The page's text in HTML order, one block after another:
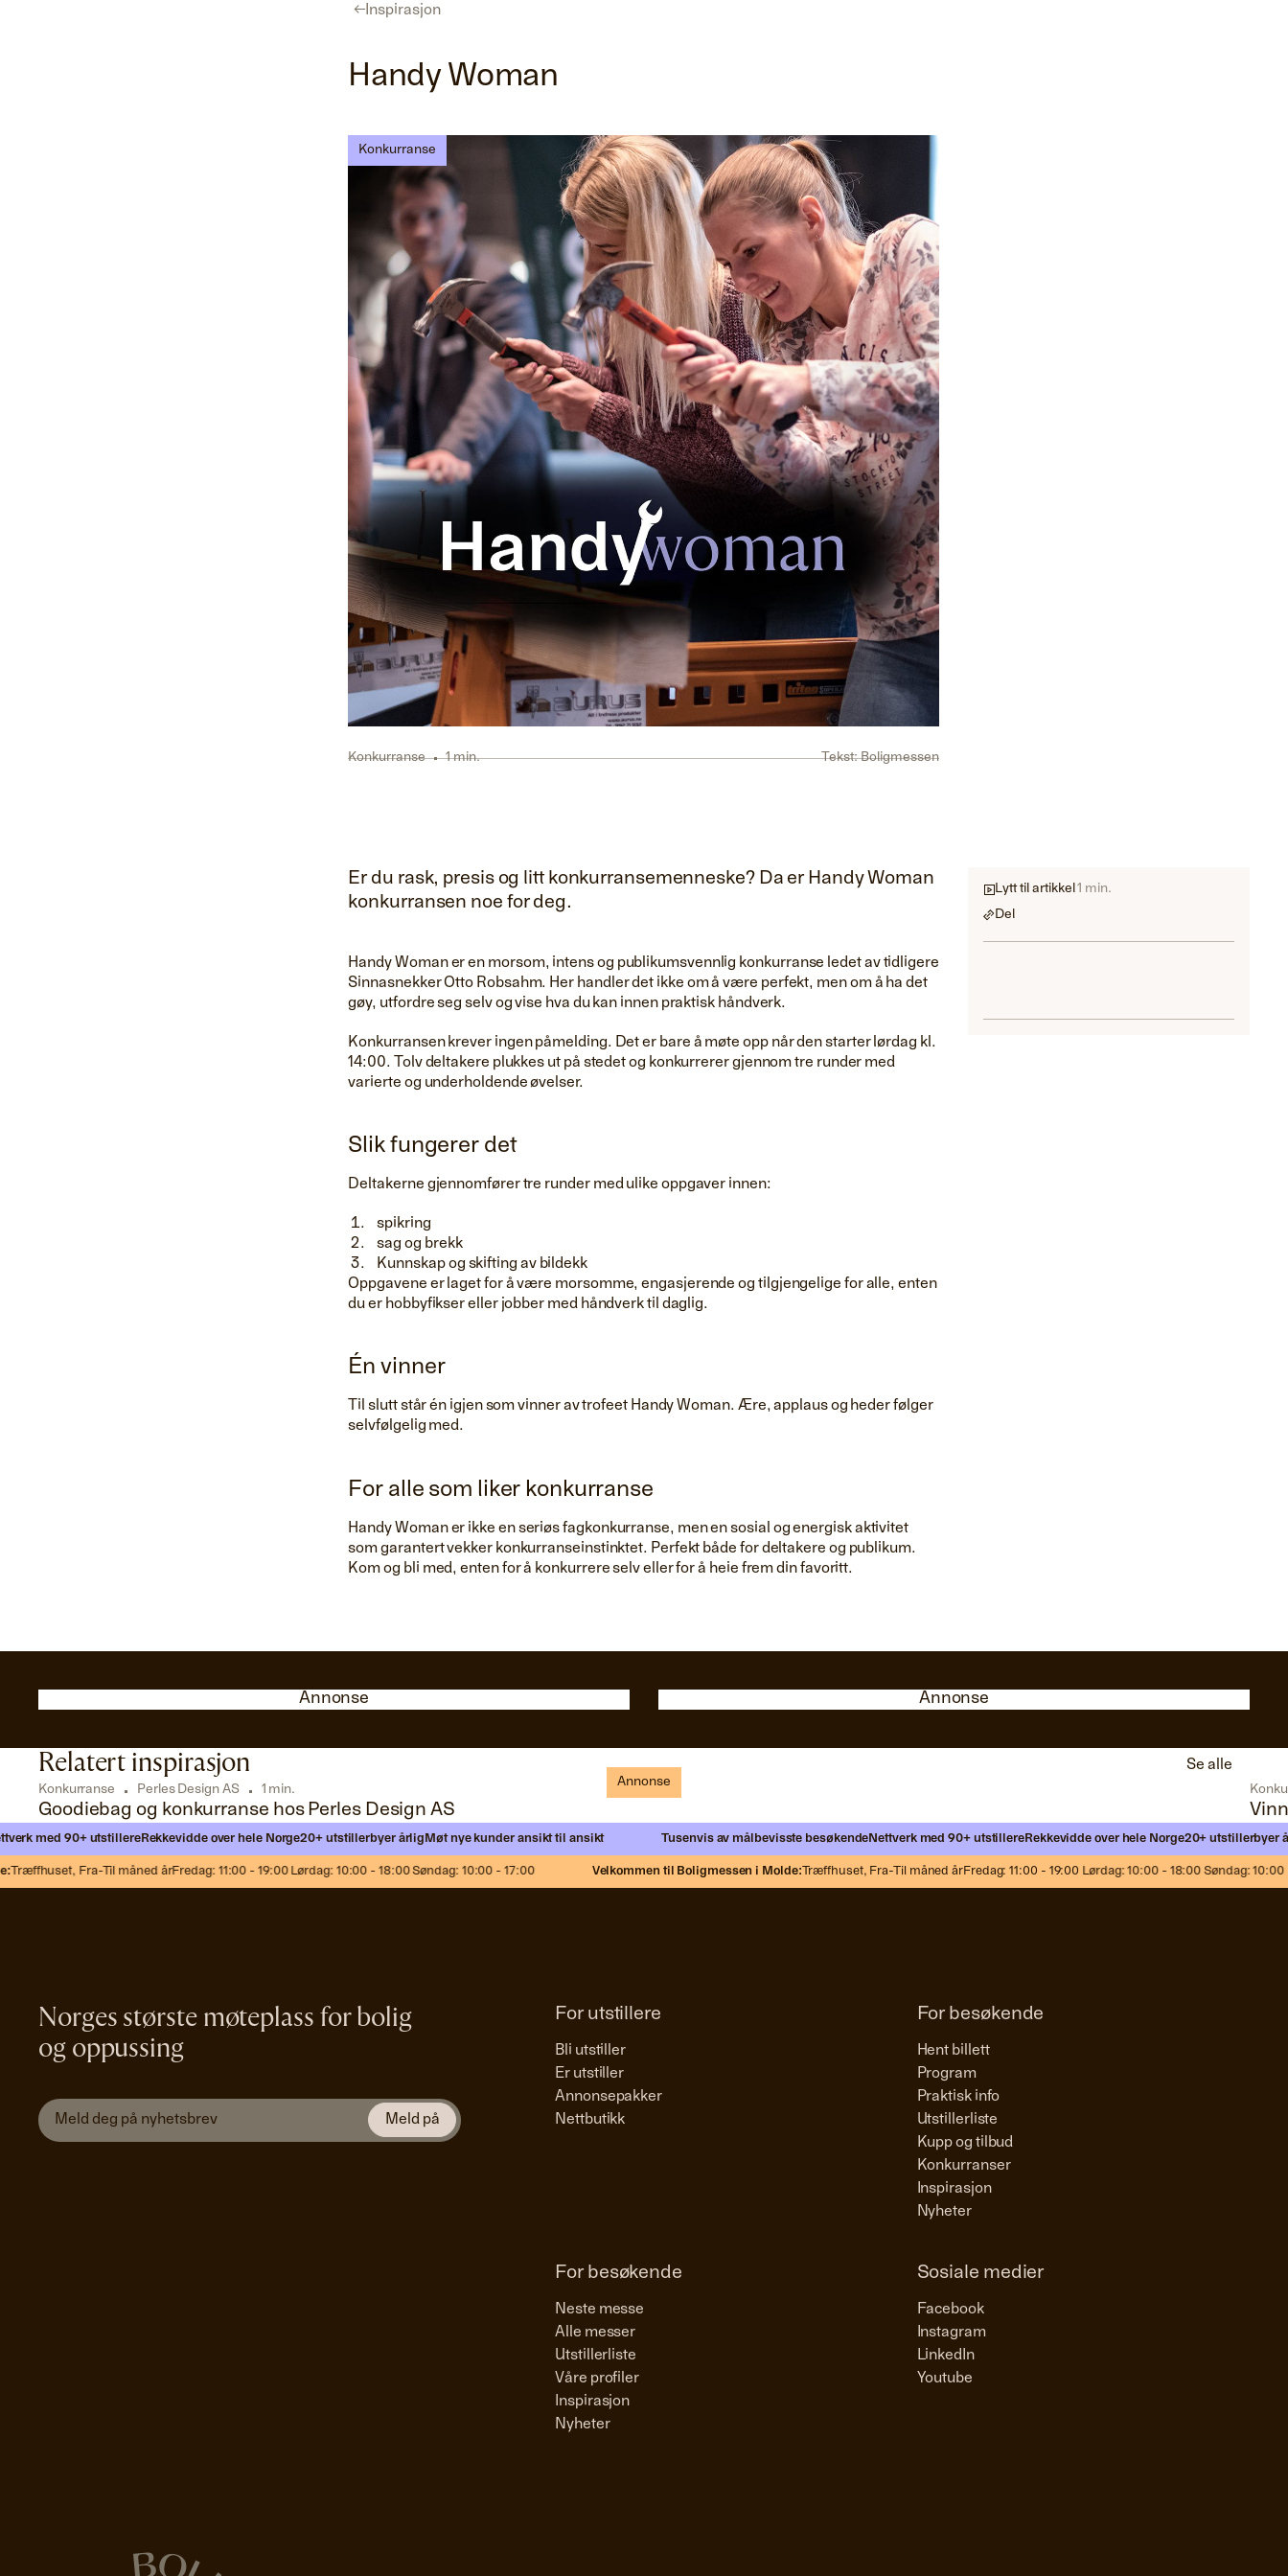
← Inspirasjon
Handy Woman
Konkurranse
Konkurranse 1 min. Tekst: Boligmessen
Er du rask, presis og litt konkurransemenneske? Da er Handy Woman
konkurransen noe for deg.
Handy Woman er en morsom, intens og publikumsvennlig konkurranse ledet av tidligere
Sinnasnekker Otto Robsahm. Her handler det ikke om å være perfekt, men om å ha det
gøy, utfordre seg selv og vise hva du kan innen praktisk håndverk.
Konkurransen krever ingen påmelding. Det er bare å møte opp når den starter lørdag kl.
14:00. Tolv deltakere plukkes ut på stedet og konkurrerer gjennom tre runder med
varierte og underholdende øvelser.
Slik fungerer det
Deltakerne gjennomfører tre runder med ulike oppgaver innen:
spikring
sag og brekk
Kunnskap og skifting av bildekk
Oppgavene er laget for å være morsomme, engasjerende og tilgjengelige for alle, enten
du er hobbyfikser eller jobber med håndverk til daglig.
Én vinner
Til slutt står én igjen som vinner av trofeet Handy Woman. Ære, applaus og heder følger
selvfølgelig med.
For alle som liker konkurranse
Handy Woman er ikke en seriøs fagkonkurranse, men en sosial og energisk aktivitet
som garantert vekker konkurranseinstinktet. Perfekt både for deltakere og publikum.
Kom og bli med, enten for å konkurrere selv eller for å heie frem din favoritt.
Lytt til artikkel1 min.
Del
Annonse Annonse
Relatert inspirasjon Se alle
Annonse
Konkurranse Perles Design AS 1 min.
Goodiebag og konkurranse hos Perles Design AS
med 90+ utstillereRekkevidde over hele Norge20+ utstillerbyer årligMøt nye kunder ansikt til ansikt Tusenvis av målbevisste besøkendeNettverk med 90+ utstillereRekkevidde over hele Norge20+ utstillerbyer årlig
Fra-Til måned årFredag: 11:00 - 19:00 Lørdag: 10:00 - 18:00 Søndag: 10:00 - 17:00 Velkommen til Boligmessen i Molde:Træffhuset,Fra-Til måned årFredag: 11:00 - 19:00 Lørdag: 10:00 - 18:00 Søndag: 10:00 -
Norges største møteplass for bolig
og oppussing
For utstillere
Bli utstiller
Er utstiller
Annonsepakker
Nettbutikk
For besøkende
Hent billett
Program
Praktisk info
Utstillerliste
Kupp og tilbud
Konkurranser
Inspirasjon
Nyheter
For besøkende
Neste messe
Alle messer
Utstillerliste
Våre profiler
Inspirasjon
Nyheter
Sosiale medier
Facebook
Instagram
LinkedIn
Youtube